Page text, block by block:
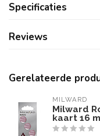
Specificaties
Reviews
Gerelateerde
MILWARD
Milward
kaart 16